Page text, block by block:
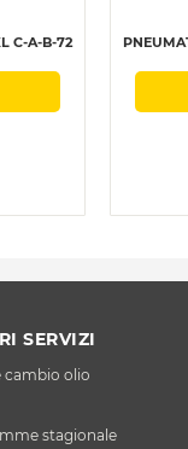
C-A-B-72
SERVIZI
cambio olio
stagionale